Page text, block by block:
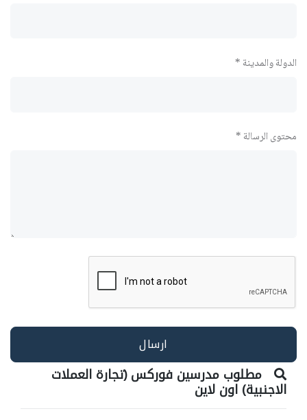
الدولة والمدينة *
محتوى الرسالة *
مطلوب مدرسين فوركس (تجارة العملات
الاجنبية) اون لاين